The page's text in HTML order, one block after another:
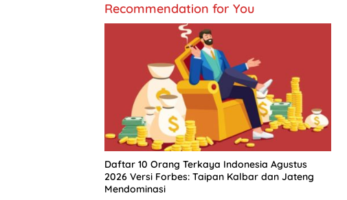
Recommendation for You
​Daftar 10 Orang Terkaya Indonesia Agustus
2026 Versi Forbes: Taipan Kalbar dan Jateng
Mendominasi